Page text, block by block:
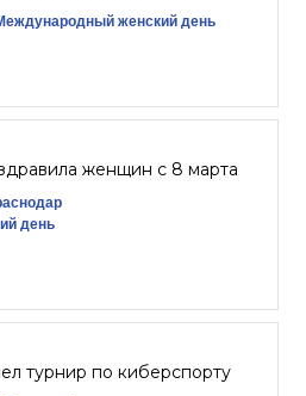
женский день
женщин с 8 марта
день
турнир по киберспорту